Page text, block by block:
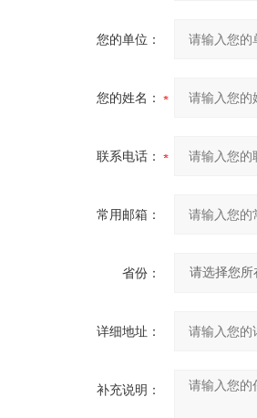
您的单位：
您的姓名：
联系电话：
常用邮箱：
省份：
详细地址：
补充说明：